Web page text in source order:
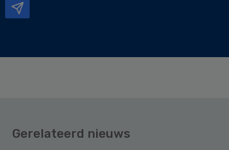
Gerelateerd nieuws